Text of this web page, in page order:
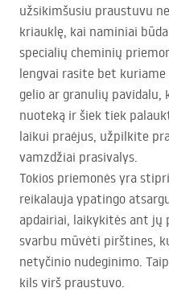
užsikimšusiu praustuvu
kriauklę, kai naminiai
specialių cheminių
lengvai rasite bet
gelio ar granulių
nuoteką ir šiek tiek
laikui praėjus, užpilkite
vamzdžiai prasivalys.
Tokios priemonės yra
reikalauja ypatingo
apdairiai, laikykitės ant
svarbu mūvėti pirštines,
netyčinio nudeginimo.
kils virš praustuvo.